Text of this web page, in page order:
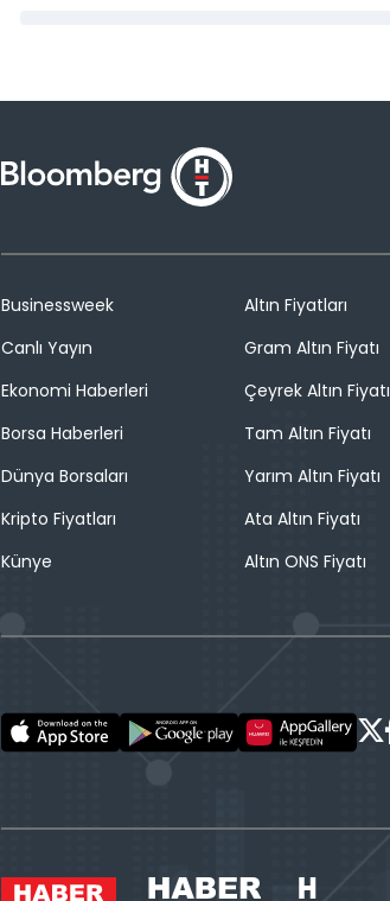
Businessweek
Canlı Yayın
Ekonomi Haberleri
Borsa Haberleri
Dünya Borsaları
Kripto Fiyatları
Künye
Altın Fiyatları
Gram Altın Fiyatı
Çeyrek Altın Fiyatı
Tam Altın Fiyatı
Yarım Altın Fiyatı
Ata Altın Fiyatı
Altın ONS Fiyatı